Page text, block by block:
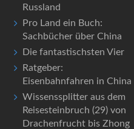
Russland
Pro Land ein Buch:
Sachbücher über China
Die fantastischsten Vier
Ratgeber:
Eisenbahnfahren in China
Wissenssplitter aus dem
Reisesteinbruch (29) von
Drachenfrucht bis Zhong